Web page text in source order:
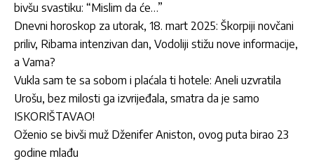
bivšu svastiku: “Mislim da će…”
Dnevni horoskop za utorak, 18. mart 2025: Škorpiji novčani
priliv, Ribama intenzivan dan, Vodoliji stižu nove informacije,
a Vama?
Vukla sam te sa sobom i plaćala ti hotele: Aneli uzvratila
Urošu, bez milosti ga izvrijeđala, smatra da je samo
ISKORIŠTAVAO!
Oženio se bivši muž Dženifer Aniston, ovog puta birao 23
godine mlađu